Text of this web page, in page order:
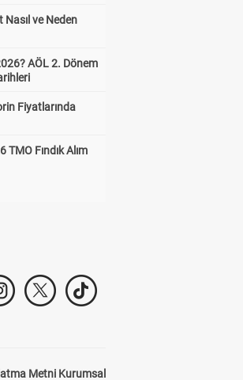
ve Neden
AÖL 2. Dönem
Fiyatlarında
TMO Fındık Alım
Metni Kurumsal